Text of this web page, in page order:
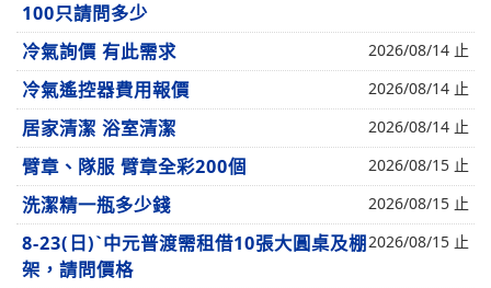
100只請問多少
冷氣詢價 有此需求 2026/08/14 止
冷氣遙控器費用報價 2026/08/14 止
居家清潔 浴室清潔 2026/08/14 止
臂章、隊服 臂章全彩200個 2026/08/15 止
洗潔精一瓶多少錢 2026/08/15 止
8-23(日)ˋ中元普渡需租借10張大圓桌及棚
架，請問價格
2026/08/15 止